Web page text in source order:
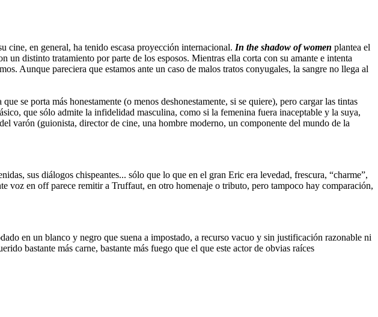
cine, en general, ha tenido escasa proyección internacional. In the shadow of women plantea el
distinto tratamiento por parte de los esposos. Mientras ella corta con su amante e intenta
Aunque pareciera que estamos ante un caso de malos tratos conyugales, la sangre no llega al
se porta más honestamente (o menos deshonestamente, si se quiere), pero cargar las tintas
que sólo admite la infidelidad masculina, como si la femenina fuera inaceptable y la suya,
varón (guionista, director de cine, una hombre moderno, un componente del mundo de la
sus diálogos chispeantes... sólo que lo que en el gran Eric era levedad, frescura, “charme”,
voz en off parece remitir a Truffaut, en otro homenaje o tributo, pero tampoco hay comparación,
en un blanco y negro que suena a impostado, a recurso vacuo y sin justificación razonable ni
bastante más carne, bastante más fuego que el que este actor de obvias raíces